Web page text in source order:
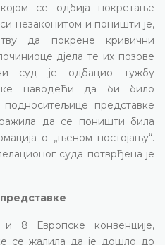
се одбија покретање
незаконитом и поништи је,
да покрене кривични
дјела те их позове
суд је одбацио тужбу
наводећи да би било
представке
да се поништи била
о „њеном постојању“.
суда потврђена је
8 Европске конвенције,
се жалила да је дошло до